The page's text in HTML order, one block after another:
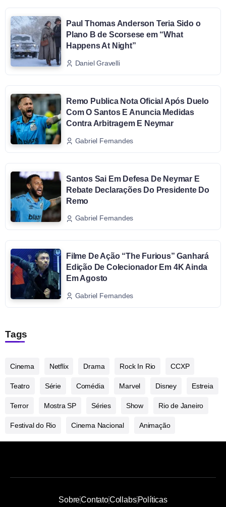
Paul Thomas Anderson Teria Sido o
Plano B de Scorsese em “What
Happens At Night”
Daniel Gravelli
Remo Publica Nota Oficial Após Duelo
Com O Santos E Anuncia Medidas
Contra Arbitragem E Neymar
Gabriel Fernandes
Santos Sai Em Defesa De Neymar E
Rebate Declarações Do Presidente Do
Remo
Gabriel Fernandes
Filme De Ação “The Furious” Ganhará
Edição De Colecionador Em 4K Ainda
Em Agosto
Gabriel Fernandes
Tags
Cinema Netflix Drama Rock In Rio CCXP
Teatro Série Comédia Marvel Disney Estreia
Terror Mostra SP Séries Show Rio de Janeiro
Festival do Rio Cinema Nacional Animação
SobreContatoCollabsPolíticas